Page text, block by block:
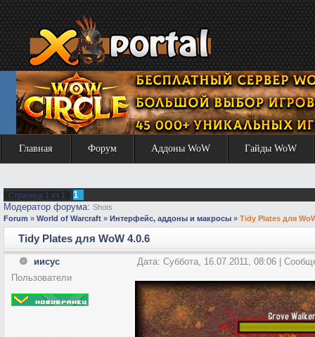
Главная Форум Аддоны WoW Гайды WoW
Страница 1 из 1
1
Модератор форума: Shots
Forum » World of Warcraft » Интерфейс, аддоны и макросы » Tidy Plates для
Tidy Plates для WoW 4.0.6
иисус
Дата: Суббота, 16.07.2011, 08:06 |
Пользователи